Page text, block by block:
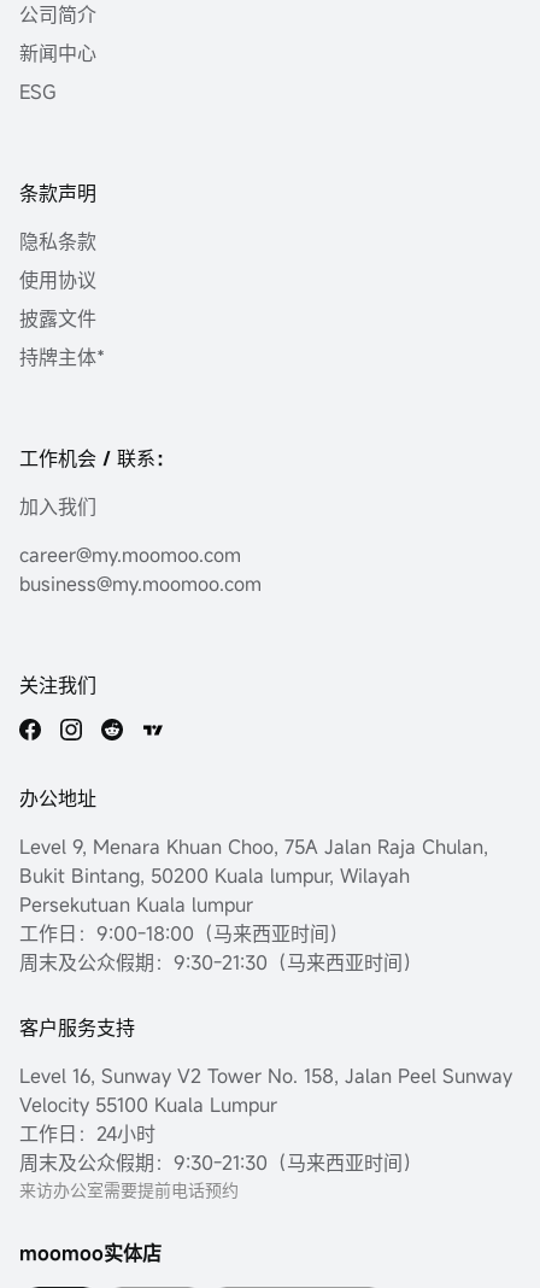
公司简介
新闻中心
ESG
条款声明
隐私条款
使用协议
披露文件
持牌主体*
工作机会 / 联系：
加入我们
career@my.moomoo.com
business@my.moomoo.com
关注我们
办公地址
Level 9, Menara Khuan Choo, 75A Jalan Raja Chulan,
Bukit Bintang, 50200 Kuala lumpur, Wilayah
Persekutuan Kuala lumpur
工作日：9:00-18:00（马来西亚时间）
周末及公众假期：9:30-21:30（马来西亚时间）
客户服务支持
Level 16, Sunway V2 Tower No. 158, Jalan Peel Sunway
Velocity 55100 Kuala Lumpur
工作日：24小时
周末及公众假期：9:30-21:30（马来西亚时间）
来访办公室需要提前电话预约
moomoo实体店